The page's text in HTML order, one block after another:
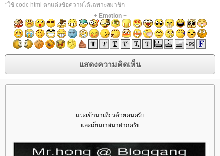
*ใช้ code html ตกแต่งข้อความได้เฉพาะสมาชิก
+ Emotion+
วะเข้ามาเที่ยวด้วยคนครับ
ละเก็บภาพมาฝากครับ